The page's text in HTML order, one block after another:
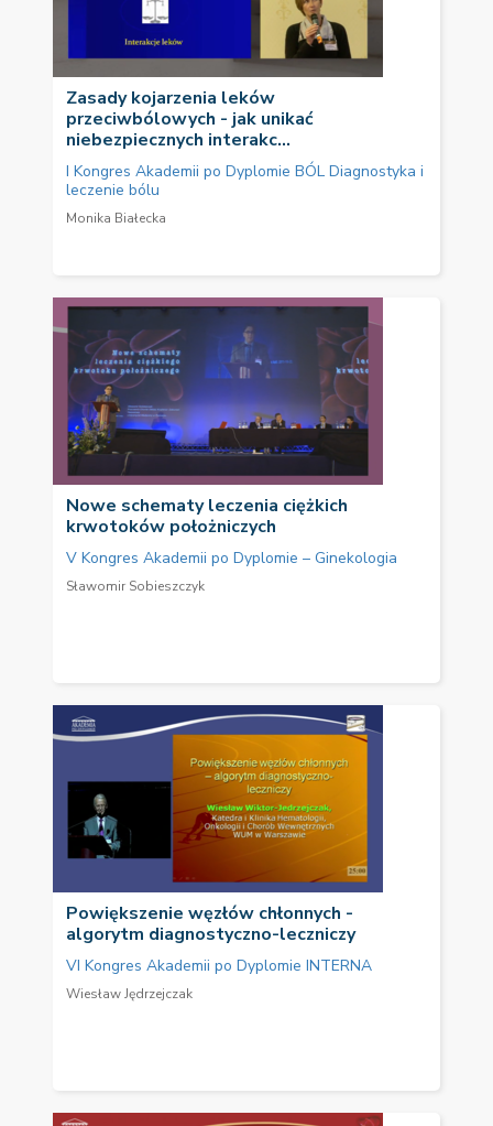
Zasady kojarzenia leków
przeciwbólowych - jak unikać
niebezpiecznych interakc...
I Kongres Akademii po Dyplomie BÓL Diagnostyka i
leczenie bólu
Monika Białecka
Nowe schematy leczenia ciężkich
krwotoków położniczych
V Kongres Akademii po Dyplomie – Ginekologia
Sławomir Sobieszczyk
Powiększenie węzłów chłonnych -
algorytm diagnostyczno-leczniczy
VI Kongres Akademii po Dyplomie INTERNA
Wiesław Jędrzejczak